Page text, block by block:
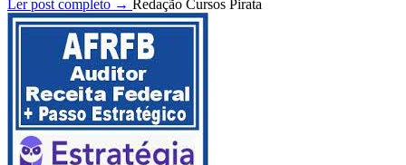
Ler post completo → Redação Cursos Pirata